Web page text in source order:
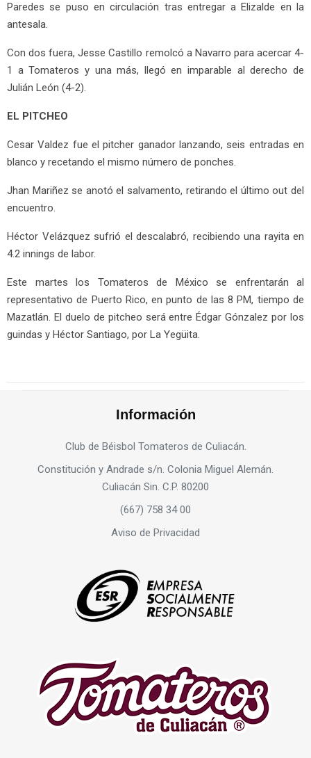
Paredes se puso en circulación tras entregar a Elizalde en la
antesala.
Con dos fuera, Jesse Castillo remolcó a Navarro para acercar 4-
1 a Tomateros y una más, llegó en imparable al derecho de
Julián León (4-2).
EL PITCHEO
Cesar Valdez fue el pitcher ganador lanzando, seis entradas en
blanco y recetando el mismo número de ponches.
Jhan Mariñez se anotó el salvamento, retirando el último out del
encuentro.
Héctor Velázquez sufrió el descalabró, recibiendo una rayita en
4.2 innings de labor.
Este martes los Tomateros de México se enfrentarán al
representativo de Puerto Rico, en punto de las 8 PM, tiempo de
Mazatlán. El duelo de pitcheo será entre Édgar Gónzalez por los
guindas y Héctor Santiago, por La Yegüita.
Información
Club de Béisbol Tomateros de Culiacán.
Constitución y Andrade s/n. Colonia Miguel Alemán.
Culiacán Sin. C.P. 80200
(667) 758 34 00
Aviso de Privacidad